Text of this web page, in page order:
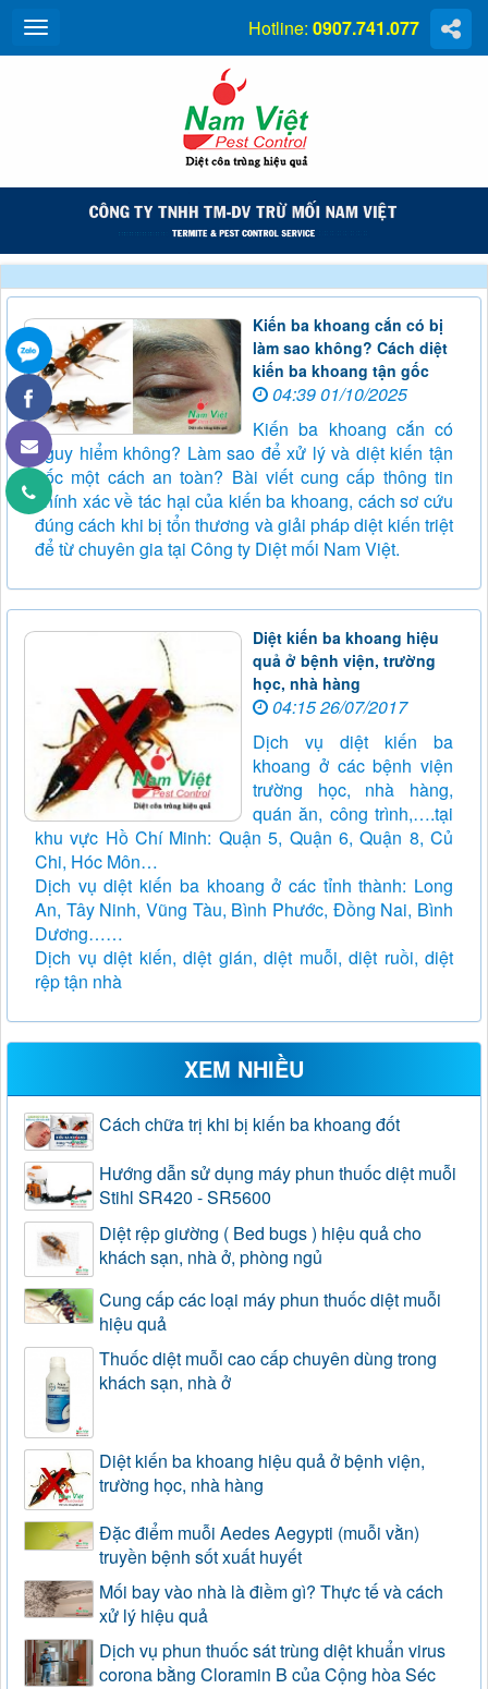
Hotline: 0907.741.077
Kiến ba khoang cắn có bị
làm sao không? Cách diệt
kiến ba khoang tận gốc
04:39 01/10/2025
Kiến ba khoang cắn có
nguy hiểm không? Làm sao để xử lý và diệt kiến tận
gốc một cách an toàn? Bài viết cung cấp thông tin
chính xác về tác hại của kiến ba khoang, cách sơ cứu
đúng cách khi bị tổn thương và giải pháp diệt kiến triệt
để từ chuyên gia tại Công ty Diệt mối Nam Việt.
Diệt kiến ba khoang hiệu
quả ở bệnh viện, trường
học, nhà hàng
04:15 26/07/2017
Dịch vụ diệt kiến ba
khoang ở các bệnh viện
trường học, nhà hàng,
quán ăn, công trình,….tại
khu vực Hồ Chí Minh: Quận 5, Quận 6, Quận 8, Củ
Chi, Hóc Môn…
Dịch vụ diệt kiến ba khoang ở các tỉnh thành: Long
An, Tây Ninh, Vũng Tàu, Bình Phước, Đồng Nai, Bình
Dương……
Dịch vụ diệt kiến, diệt gián, diệt muỗi, diệt ruồi, diệt
rệp tận nhà
XEM NHIỀU
Cách chữa trị khi bị kiến ba khoang đốt
Hướng dẫn sử dụng máy phun thuốc diệt muỗi
Stihl SR420 - SR5600
Diệt rệp giường ( Bed bugs ) hiệu quả cho
khách sạn, nhà ở, phòng ngủ
Cung cấp các loại máy phun thuốc diệt muỗi
hiệu quả
Thuốc diệt muỗi cao cấp chuyên dùng trong
khách sạn, nhà ở
Diệt kiến ba khoang hiệu quả ở bệnh viện,
trường học, nhà hàng
Đặc điểm muỗi Aedes Aegypti (muỗi vằn)
truyền bệnh sốt xuất huyết
Mối bay vào nhà là điềm gì? Thực tế và cách
xử lý hiệu quả
Dịch vụ phun thuốc sát trùng diệt khuẩn virus
corona bằng Cloramin B của Cộng hòa Séc